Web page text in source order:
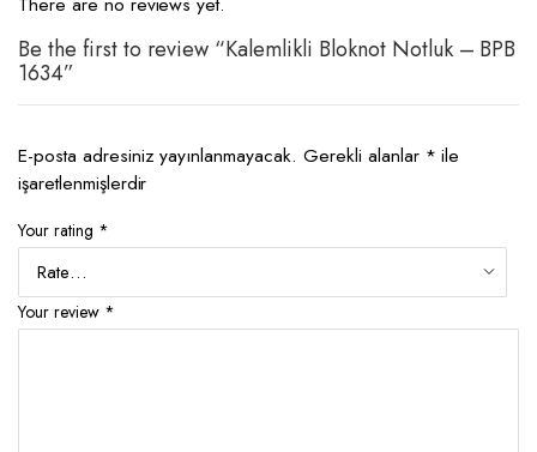
Be the first to review “Kalemlikli Bloknot Notluk – BPB
1634”
E-posta adresiniz yayınlanmayacak. Gerekli alanlar * ile
işaretlenmişlerdir
Your rating *
Your review *